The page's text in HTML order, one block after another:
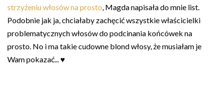
strzyżeniu włosów na prosto, Magda napisała do mnie list.
Podobnie jak ja, chciałaby zachęcić wszystkie właścicielki
problematycznych włosów do podcinania końcówek na
prosto. No i ma takie cudowne blond włosy, że musiałam je
Wam pokazać... ♥